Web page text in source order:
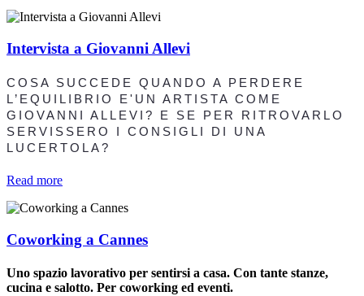
Intervista a Giovanni Allevi
COSA SUCCEDE QUANDO A PERDERE
L’EQUILIBRIO E'UN ARTISTA COME
GIOVANNI ALLEVI? E SE PER RITROVARLO
SERVISSERO I CONSIGLI DI UNA
LUCERTOLA?
Read more
Coworking a Cannes
Uno spazio lavorativo per sentirsi a casa. Con tante stanze,
cucina e salotto. Per coworking ed eventi.